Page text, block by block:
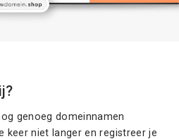
genoeg domeinnamen
keer niet langer en registreer je